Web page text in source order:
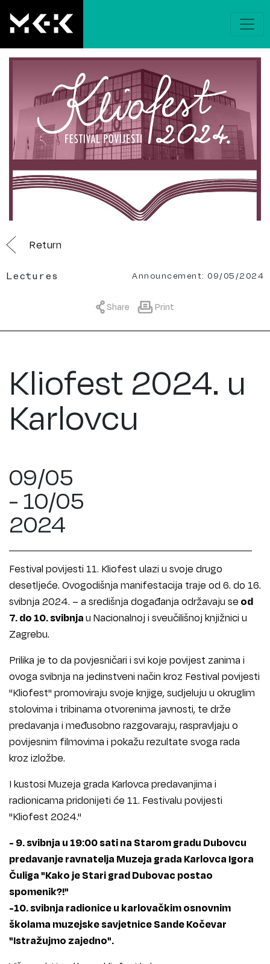
Return
Lectures Announcement: 09/05/2024
Share Print
Kliofest 2024. u
Karlovcu
09/05
- 10/05
2024
Festival povijesti 11. Kliofest ulazi u svoje drugo
desetljeće. Ovogodišnja manifestacija traje od 6. do 16.
svibnja 2024. – a središnja događanja održavaju se od
7. do 10. svibnjau Nacionalnoj i sveučilišnoj knjižnici u
Zagrebu.
Prilika je to da povjesničari i svi koje povijest zanima i
ovoga svibnja na jedinstveni način kroz Festival povijesti
"Kliofest" promoviraju svoje knjige, sudjeluju u okruglim
stolovima i tribinama otvorenima javnosti, te drže
predavanja i međusobno razgovaraju, raspravljaju o
povijesnim filmovima i pokažu rezultate svoga rada
kroz izložbe.
I kustosi Muzeja grada Karlovca predavanjima i
radionicama pridonijeti će 11. Festivalu povijesti
"Kliofest 2024."
- 9. svibnja u 19:00 sati na Starom gradu Dubovcu
predavanje ravnatelja Muzeja grada Karlovca Igora
Čuliga "Kako je Stari grad Dubovac postao
spomenik?!"
-10. svibnja radionice u karlovačkim osnovnim
školama muzejske savjetnice Sande Kočevar
"Istražujmo zajedno".